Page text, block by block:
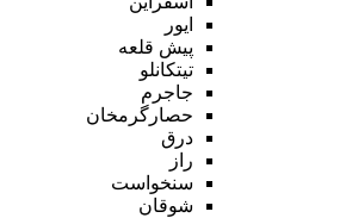
ایور
پیش قلعه
تیتکانلو
جاجرم
حصارگرمخان
درق
راز
سنخواست
شوقان